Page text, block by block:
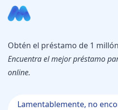
Obtén el préstamo de 1
Encuentra el mejor préstamo
online.
Lamentablemente, no